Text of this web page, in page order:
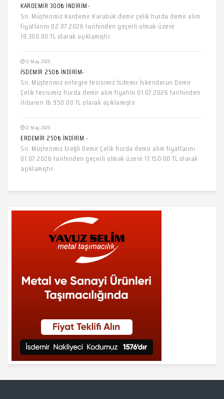
KARDEMİR 300₺ İNDİRİM-
Sn. Müşterimiz Kardemir Karabük demir çelik hurda demir alım
fiyatlarını 02.07.2026 tarihinden geçerli olmak üzere
18.300.00 TL olarak açıklamıştır.
12 May 2020
İSDEMİR 250₺ İNDİRİM-
Sn. Müşterimiz entegre tesisimiz İsdemir İskenderun Demir
Çelik tesisimiz hurda demir alım fiyatını 01.07.2026 tarihinden
itibaren 16.950.00 TL olarak açıklamıştır.
12 May 2020
ERDEMİR 250₺ İNDİRİM -
Sn. Müşterimiz Ereğli Demir Çelik hurda demir alım fiyatlarını
01.07.2026 tarihinden geçerli olmak üzere 17.150.00 TL olarak
açıklamıştır.